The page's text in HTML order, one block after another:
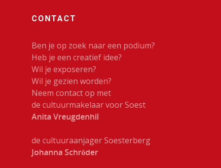
CONTACT
Ben je op zoek naar een podium?
Heb je een creatief idee?
Wil je exposeren?
Wil je gezien worden?
Neem contact op met
de cultuurmakelaar voor Soest
Anita Vreugdenhil
de cultuuraanjager Soesterberg
Johanna Schröder